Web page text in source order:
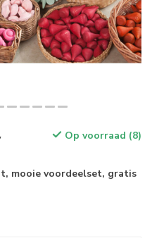
Op voorraad (8)
mooie voordeelset, gratis